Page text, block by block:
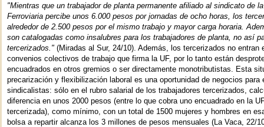
"Mientras que un trabajador de planta permanente afiliado al sindicato de
Ferroviaria percibe unos 6.000 pesos por jornadas de ocho horas, los
alrededor de 2.500 pesos por el mismo trabajo y mayor carga horaria.
son catalogadas como insalubres para los trabajadores de planta, no así
tercerizados." (Miradas al Sur, 24/10). Además, los tercerizados no entran
convenios colectivos de trabajo que firma la UF, por lo tanto están
encuadrados en otros gremios o ser directamente monotributistas. Esta
precarización y flexibilización laboral es una oportunidad de negocios para
sindicalistas: sólo en el rubro salarial de los trabajadores tercerizados,
diferencia en unos 2000 pesos (entre lo que cobra uno encuadrado en la
tercerizada), como mínimo, con un total de 1500 mujeres y hombres en
bolsa a repartir alcanza los 3 millones de pesos mensuales (La Vaca, 22/